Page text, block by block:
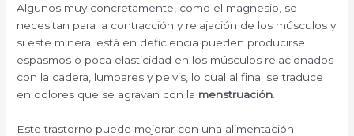
Algunos muy concretamente, como el magnesio, se
necesitan para la contracción y relajación de los músculos y
si este mineral está en deficiencia pueden producirse
espasmos o poca elasticidad en los músculos relacionados
con la cadera, lumbares y pelvis, lo cual al final se traduce
en dolores que se agravan con la menstruación
Este trastorno puede mejorar con una alimentación